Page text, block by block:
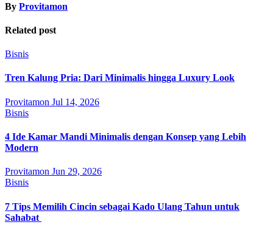
By Provitamon
Related post
Bisnis
Tren Kalung Pria: Dari Minimalis hingga Luxury Look
Provitamon Jul 14, 2026
Bisnis
4 Ide Kamar Mandi Minimalis dengan Konsep yang Lebih
Modern
Provitamon Jun 29, 2026
Bisnis
7 Tips Memilih Cincin sebagai Kado Ulang Tahun untuk
Sahabat